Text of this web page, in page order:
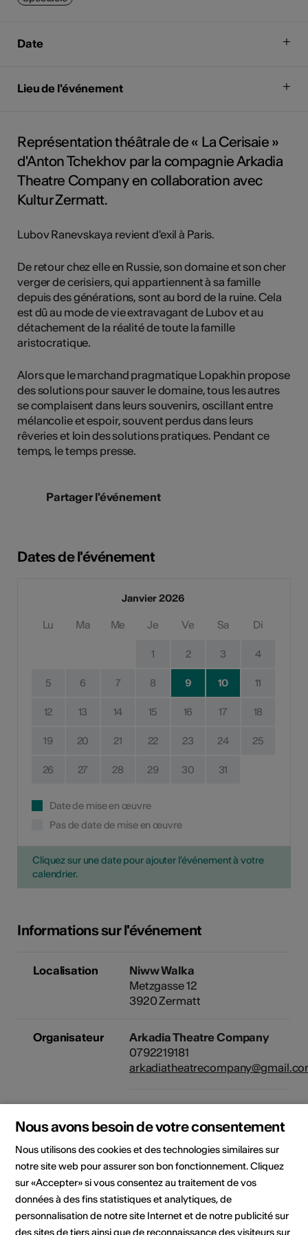
Date
Lieu de l'événement
Représentation théâtrale de « La Cerisaie »
d'Anton Tchekhov par la compagnie Arkadia
Theatre Company en collaboration avec
Kultur Zermatt.
Lubov Ranevskaya revient d'exil à Paris.
De retour chez elle en Russie, son domaine et son cher
verger de cerisiers, qui appartiennent à sa famille
depuis des générations, sont au bord de la ruine. Cela
est dû au mode de vie extravagant de Lubov et au
détachement de la réalité de toute la famille
aristocratique.
Alors que le marchand pragmatique Lopakhin propose
des solutions pour sauver le domaine, tous les autres
se complaisent dans leurs souvenirs, oscillant entre
mélancolie et espoir, souvent perdus dans leurs
rêveries et loin des solutions pratiques. Pendant ce
temps, le temps presse.
Partager l'événement
Dates de l'événement
Janvier 2026
Lu Ma Me Je Ve Sa Di
1 2 3 4
5 6 7 8 9 10 11
12 13 14 15 16 17 18
19 20 21 22 23 24 25
26 27 28 29 30 31
Date de mise en œuvre
Pas de date de mise en œuvre
Cliquez sur une date pour ajouter l'événement à votre
calendrier.
Informations sur l'événement
Localisation
Niww Walka
Metzgasse 12
3920 Zermatt
Organisateur
Arkadia Theatre Company
0792219181
via la plateformeguidle.com. Si
l'événement, veuillez contacter
l'organisateur ou l'office du
tourisme compétent.
Domaine
Type d'événement
Nous avons besoin de votre consentement
Nous utilisons des cookies et des technologies similaires sur
notre site web pour assurer son bon fonctionnement. Cliquez
sur «Accepter» si vous consentez au traitement de vos
données à des fins statistiques et analytiques, de
personnalisation de notre site Internet et de notre publicité sur
des sites de tiers ainsi que de reconnaissance des visiteurs sur